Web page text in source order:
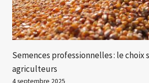
Semences professionnelles : le
agriculteurs